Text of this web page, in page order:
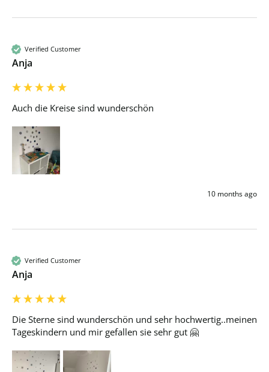
Verified Customer
Anja
Auch die Kreise sind wunderschön
10 months ago
Verified Customer
Anja
Die Sterne sind wunderschön und sehr hochwertig..meinen
Tageskindern und mir gefallen sie sehr gut 🤗